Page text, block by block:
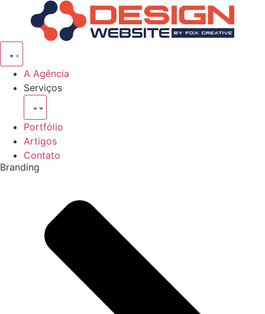
A Agência
Serviços
Portfólio
Artigos
Contato
Branding